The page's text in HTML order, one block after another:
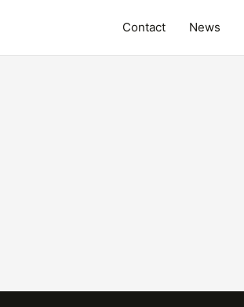
Contact News